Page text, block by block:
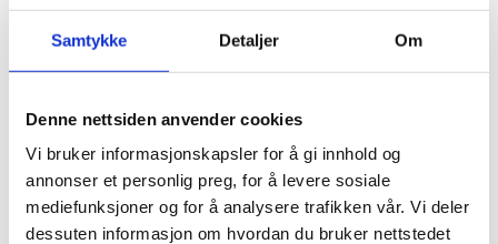
Samtykke Detaljer Om
Denne nettsiden anvender cookies
Vi bruker informasjonskapsler for å gi innhold og
annonser et personlig preg, for å levere sosiale
mediefunksjoner og for å analysere trafikken vår. Vi deler
dessuten informasjon om hvordan du bruker nettstedet
Vi tilbyr ventilasjonstjenester som montering av
enkle ventilatorer til avsugssystemer for store